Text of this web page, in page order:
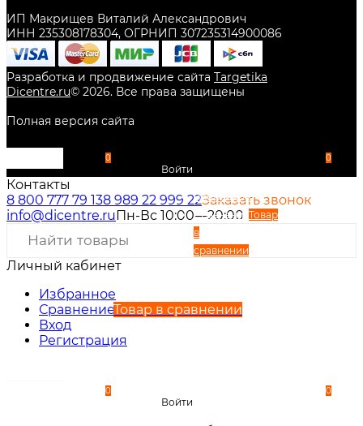
ИП Макрищев Виталий Александрович
ИНН 235308178304, ОГРНИП 307235314900086
Разработка и продвижение сайта Targetika
Dicentre.ru© 2026. Все права защищены
Полная версия сайта
0
Войти
Избранное
Сравнение Товар
в
сравнении
0
Контакты
8 800 777 79 138 989 22 999 22Заказать звонок
info@dicentre.ruПн-Вс 10:00—20:00
Личный кабинет
Избранное
СравнениеТовар в сравнении
Вход
Регистрация
0
Войти
0